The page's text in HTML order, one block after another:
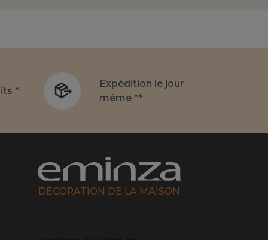
*
Expédition le jour
même **
DÉCORATION DE LA MAISON